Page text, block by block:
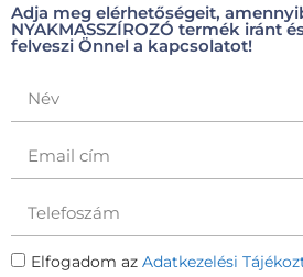
Adja meg elérhetőségeit,
NYAKMASSZÍROZÓ termék iránt
felveszi Önnel a kapcsolatot!
Elfogadom az Adatkezelési